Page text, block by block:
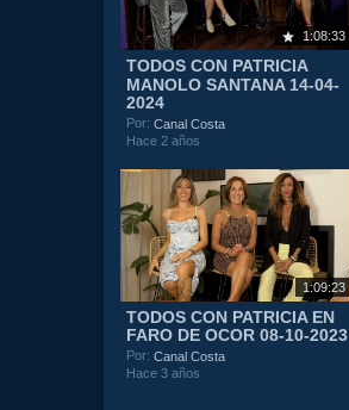
1:08:33
TODOS CON PATRICIA
MANOLO SANTANA 14-04-
2024
Por:Canal Costa
Hace 2 años
1:09:23
TODOS CON PATRICIA EN
FARO DE OCOR 08-10-2023
Por:Canal Costa
Hace 3 años